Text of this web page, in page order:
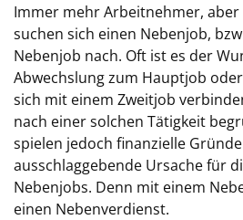
Immer mehr Arbeitnehmer, aber
suchen sich einen Nebenjob,
Nebenjob nach. Oft ist es der
Abwechslung zum Hauptjob
sich mit einem Zweitjob
nach einer solchen Tätigkeit
spielen jedoch finanzielle
ausschlaggebende Ursache für
Nebenjobs. Denn mit einem
einen Nebenverdienst.